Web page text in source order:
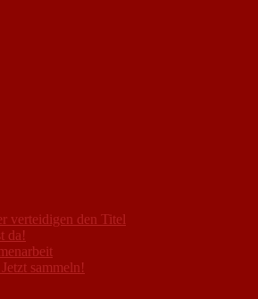
verteidigen den Titel
da!
sammeln!